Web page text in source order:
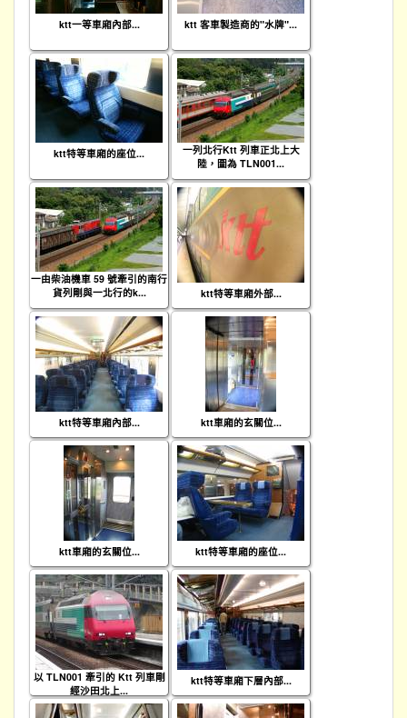
ktt一等車廂內部... ktt 客車製造商的"水牌"...
ktt特等車廂的座位...
一列北行Ktt 列車正北上大
陸，圖為 TLN001...
一由柴油機車 59 號牽引的南行
貨列剛與一北行的k...
ktt特等車廂外部...
ktt特等車廂內部... ktt車廂的玄關位...
ktt車廂的玄關位... ktt特等車廂的座位...
以 TLN001 牽引的 Ktt 列車剛
經沙田北上...
ktt特等車廂下層內部...